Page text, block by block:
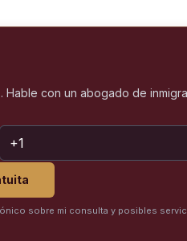
con un abogado de
sobre mi consulta y posibles